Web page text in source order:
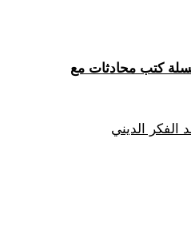
كتب محادثات مع
الفكر الديني